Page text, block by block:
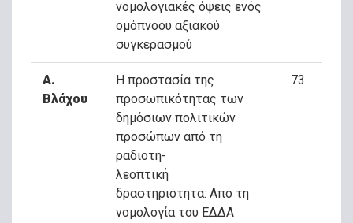
νομολογιακές όψεις ενός
ομόπνοου αξιακού
συγκερασμού
Α.
Βλάχου
Η προστασία της
προσωπικότητας των
δημόσιων πολιτικών
προσώπων από τη
ραδιοτη-
λεοπτική
δραστηριότητα: Από τη
νομολογία του ΕΔΔΑ
73